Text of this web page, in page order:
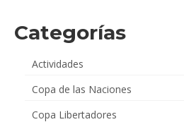
Categorías
Actividades
Copa de las Naciones
Copa Libertadores